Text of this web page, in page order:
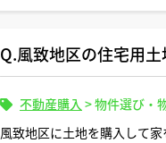
Q.風致地区の住宅用
不動産購入 >物件選び・
風致地区に土地を購入して